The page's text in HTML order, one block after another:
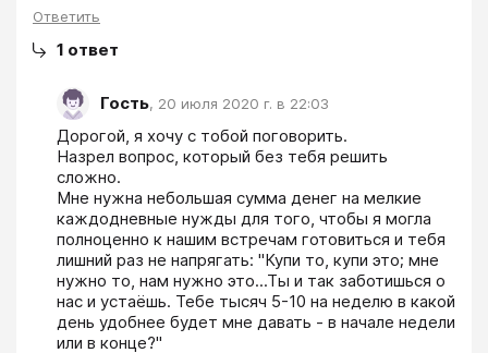
Ответить
1 ответ
Гость, 20 июля 2020 г. в 22:03
Дорогой, я хочу с тобой поговорить.
Назрел вопрос, который без тебя решить
сложно.
Мне нужна небольшая сумма денег на мелкие
каждодневные нужды для того, чтобы я могла
полноценно к нашим встречам готовиться и тебя
лишний раз не напрягать: "Купи то, купи это; мне
нужно то, нам нужно это...Ты и так заботишься о
нас и устаёшь. Тебе тысяч 5-10 на неделю в какой
день удобнее будет мне давать - в начале недели
или в конце?"